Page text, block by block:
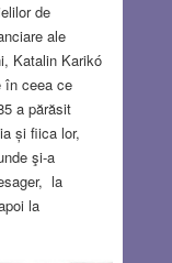
de
ale
Katalin Karikó
în ceea ce
a părăsit
și fiica lor,
şi-a
la
la